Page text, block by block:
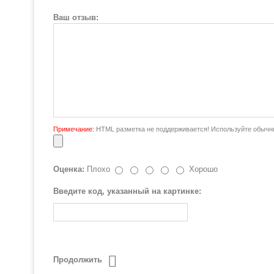
Ваш отзыв:
Примечание: HTML разметка не поддерживается! Используйте
Оценка: Плохо Хорошо
Введите код, указанный на картинке:
Продолжить